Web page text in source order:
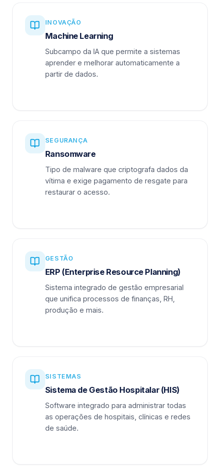
INOVAÇÃO
Machine Learning
Subcampo da IA que permite a sistemas
aprender e melhorar automaticamente a
partir de dados.
SEGURANÇA
Ransomware
Tipo de malware que criptografa dados da
vítima e exige pagamento de resgate para
restaurar o acesso.
GESTÃO
ERP (Enterprise Resource Planning)
Sistema integrado de gestão empresarial
que unifica processos de finanças, RH,
produção e mais.
SISTEMAS
Sistema de Gestão Hospitalar (HIS)
Software integrado para administrar todas
as operações de hospitais, clínicas e redes
de saúde.